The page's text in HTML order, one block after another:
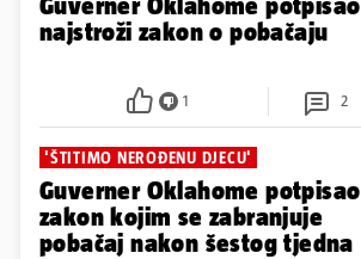
Guverner Oklahome potpisao
najstroži zakon o pobačaju
1 2
'ŠTITIMO NEROĐENU DJECU'
Guverner Oklahome potpisao
zakon kojim se zabranjuje
pobačaj nakon šestog tjedna